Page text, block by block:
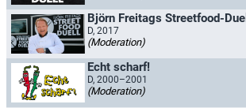
Björn Freitags Streetfood-Duell
D, 2017
(Moderation)
Echt scharf!
D, 2000–2001
(Moderation)